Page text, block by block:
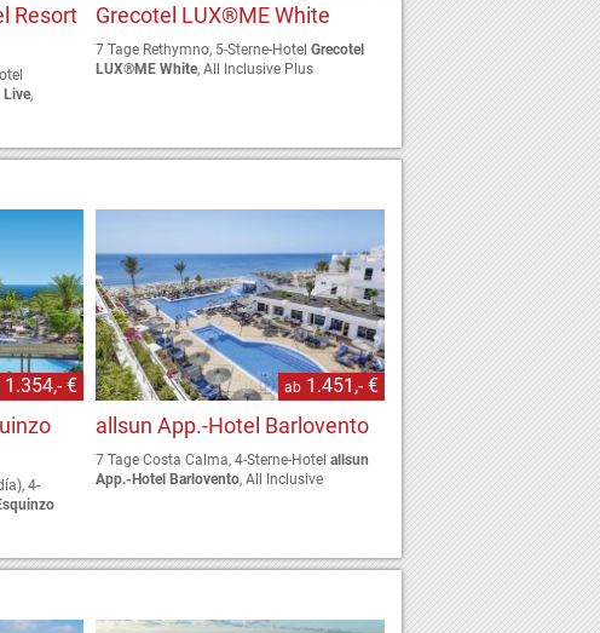
Resort
Live,
Grecotel LUX®ME White
7 Tage Rethymno, 5-Sterne-Hotel Grecotel
LUX®ME White, All Inclusive Plus
1.354,- €
4-
ab1.451,- €
allsun App.-Hotel Barlovento
7 Tage Costa Calma, 4-Sterne-Hotel allsun
App.-Hotel Barlovento, All Inclusive